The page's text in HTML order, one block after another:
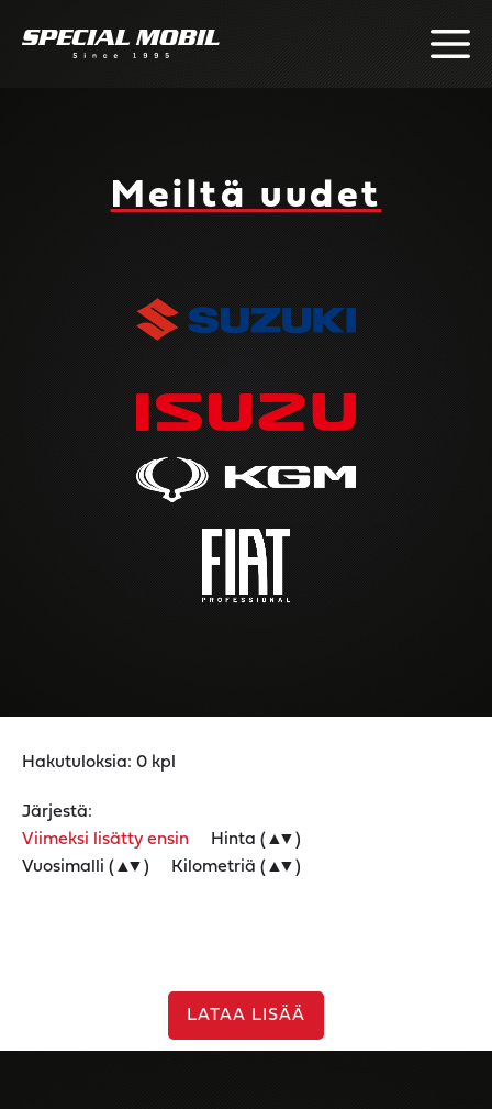
Meiltä uudet
Hakutuloksia: 0 kpl
Järjestä:
Viimeksi lisätty ensin
Hinta ( ▲▼ )
Vuosimalli ( ▲▼ ) Kilometriä ( ▲▼ )
LATAA LISÄÄ